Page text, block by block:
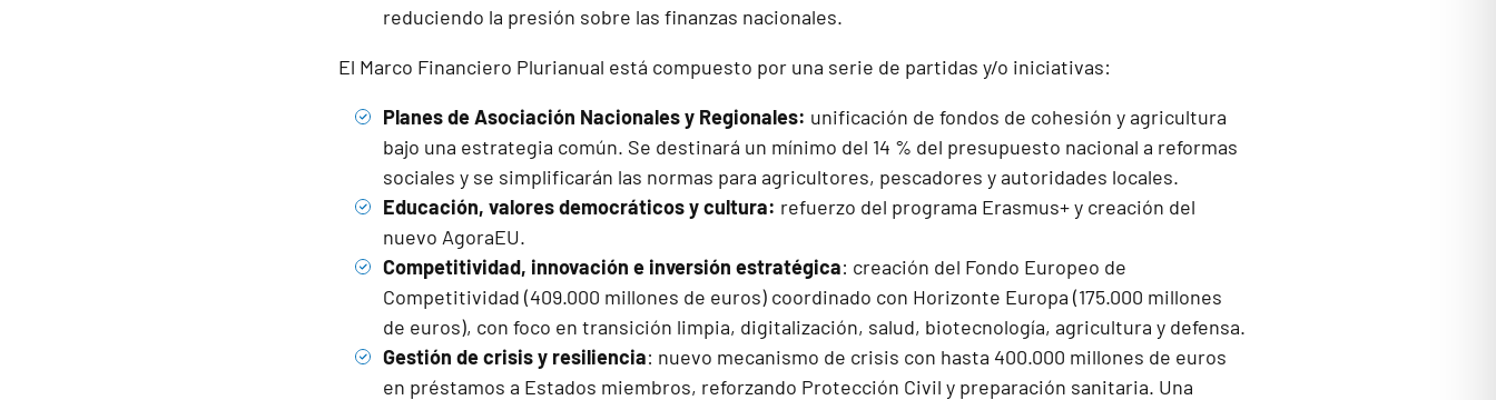
reduciendo la presión sobre las finanzas nacionales.
El Marco Financiero Plurianual está compuesto por una serie de partidas y/o iniciativas:
Planes de Asociación Nacionales y Regionales: unificación de fondos de cohesión y agricultura
bajo una estrategia común. Se destinará un mínimo del 14 % del presupuesto nacional a reformas
sociales y se simplificarán las normas para agricultores, pescadores y autoridades locales.
Educación, valores democráticos y cultura: refuerzo del programa Erasmus+ y creación del
nuevo AgoraEU.
Competitividad, innovación e inversión estratégica: creación del Fondo Europeo de
Competitividad (409.000 millones de euros) coordinado con Horizonte Europa (175.000 millones
de euros), con foco en transición limpia, digitalización, salud, biotecnología, agricultura y defensa.
Gestión de crisis y resiliencia: nuevo mecanismo de crisis con hasta 400.000 millones de euros
en préstamos a Estados miembros, reforzando Protección Civil y preparación sanitaria. Una